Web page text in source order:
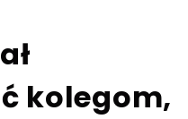
kolegom,